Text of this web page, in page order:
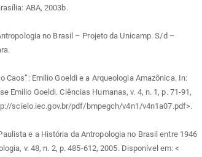
ABA, 2003b.
Antropologia no Brasil – Projeto da Unicamp. S/d –
o Caos”: Emilio Goeldi e a Arqueologia Amazônica. In:
Emilio Goeldi. Ciências Humanas, v. 4, n. 1, p. 71-91,
scielo.iec.gov.br/pdf/bmpegch/v4n1/v4n1a07.pdf>.
e a História da Antropologia no Brasil entre 1946
v. 48, n. 2, p. 485-612, 2005. Disponível em: <